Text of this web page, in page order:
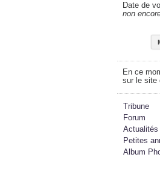
Date de
non
En ce
sur le site
Tribune
Forum
Actualités
Petites
Album